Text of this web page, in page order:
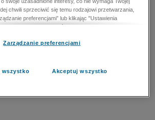
chwili sprzeciwić się temu rodzajowi przetwarzania,
preferencjami” lub klikając "Ustawienia
Nie możesz sprzeciwić się przetwarzaniu przez
i naprawiania błędów, a w tym celu mogą zostać
osobowych w celu dostarczania i prezentacji reklam i
Zarządzanie preferencjami
wszystko Akceptuj wszystko